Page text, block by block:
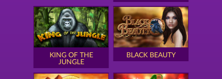
KING OF THE
JUNGLE
BLACK BEAUTY